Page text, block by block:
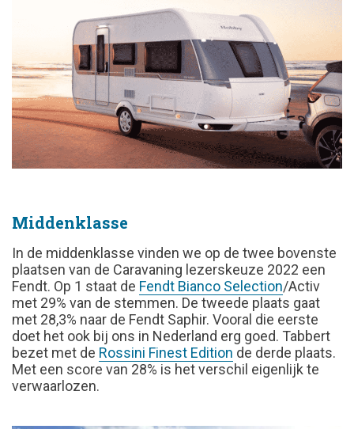
Middenklasse
In de middenklasse vinden we op de twee bovenste
plaatsen van de Caravaning lezerskeuze 2022 een
Fendt. Op 1 staat de Fendt Bianco Selection/Activ
met 29% van de stemmen. De tweede plaats gaat
met 28,3% naar de Fendt Saphir. Vooral die eerste
doet het ook bij ons in Nederland erg goed. Tabbert
bezet met de Rossini Finest Edition de derde plaats.
Met een score van 28% is het verschil eigenlijk te
verwaarlozen.